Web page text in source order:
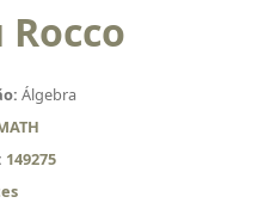
Álgebra
149275